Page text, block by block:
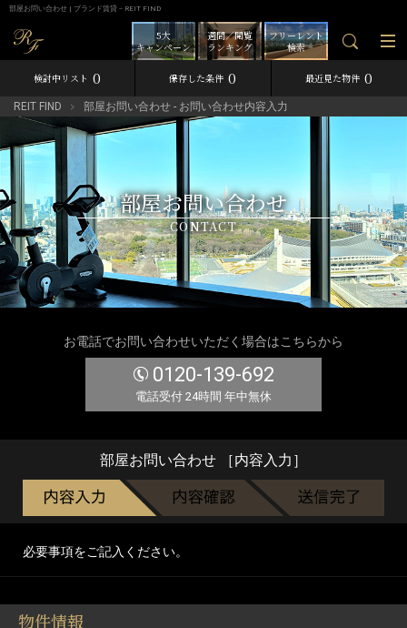
部屋お問い合わせ | ブランド賃貸－REIT FIND
フリーレント
検索
週間／閲覧
ランキング
5大
キャンペーン
検討中リスト 0 保存した条件 0 最近見た物件 0
REIT FIND 部屋お問い合わせ - お問い合わせ内容入力
部屋お問い合わせ
CONTACT
お電話でお問い合わせいただく場合はこちらから
0120-139-692
電話受付 24時間 年中無休
部屋お問い合わせ ［内容入力］
必要事項をご記入ください。
物件情報